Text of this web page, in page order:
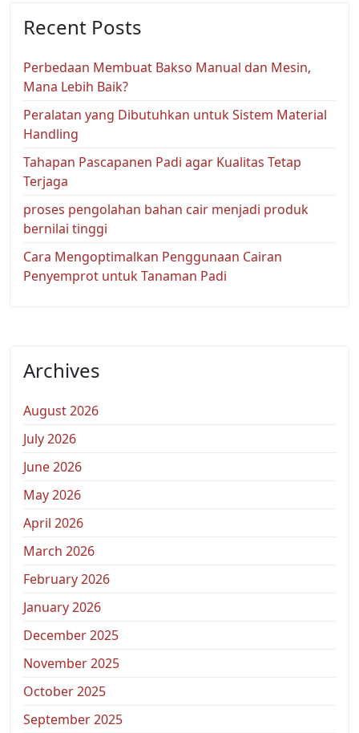
Recent Posts
Perbedaan Membuat Bakso Manual dan Mesin,
Mana Lebih Baik?
Peralatan yang Dibutuhkan untuk Sistem Material
Handling
Tahapan Pascapanen Padi agar Kualitas Tetap
Terjaga
proses pengolahan bahan cair menjadi produk
bernilai tinggi
Cara Mengoptimalkan Penggunaan Cairan
Penyemprot untuk Tanaman Padi
Archives
August 2026
July 2026
June 2026
May 2026
April 2026
March 2026
February 2026
January 2026
December 2025
November 2025
October 2025
September 2025